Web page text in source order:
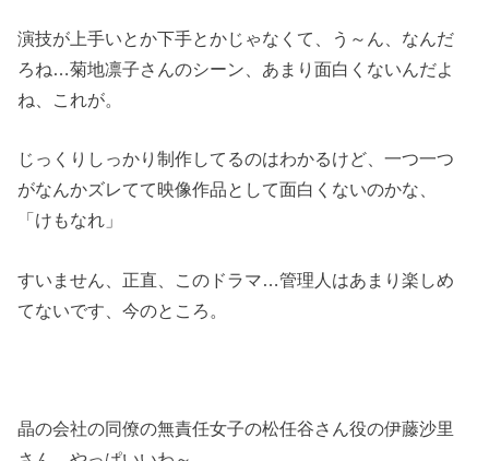
演技が上手いとか下手とかじゃなくて、う～ん、なんだ
ろね…菊地凛子さんのシーン、あまり面白くないんだよ
ね、これが。
じっくりしっかり制作してるのはわかるけど、一つ一つ
がなんかズレてて映像作品として面白くないのかな、
「けもなれ」
すいません、正直、このドラマ…管理人はあまり楽しめ
てないです、今のところ。
晶の会社の同僚の無責任女子の松任谷さん役の伊藤沙里